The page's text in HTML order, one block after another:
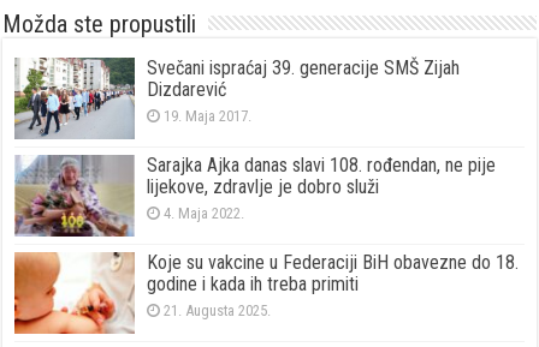
Možda ste propustili
Svečani ispraćaj 39. generacije SMŠ Zijah
Dizdarević
19. Maja 2017.
Sarajka Ajka danas slavi 108. rođendan, ne pije
lijekove, zdravlje je dobro služi
4. Maja 2022.
Koje su vakcine u Federaciji BiH obavezne do 18.
godine i kada ih treba primiti
21. Augusta 2025.